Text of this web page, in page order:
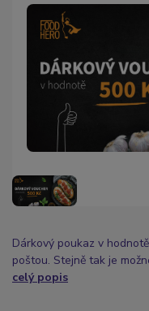
Dárkový poukaz v
poštou. Stejně tak je
celý popis